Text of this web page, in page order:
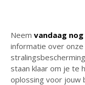
Neemvandaag
informatie over
staan klaar om je te
oplossing voor jouw